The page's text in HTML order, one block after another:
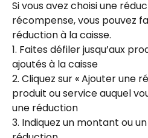
Si vous avez choisi une
récompense, vous pouvez
réduction à la caisse.
1. Faites défiler jusqu’aux
ajoutés à la caisse
2. Cliquez sur « Ajouter une
produit ou service auquel
une réduction
3. Indiquez un montant ou